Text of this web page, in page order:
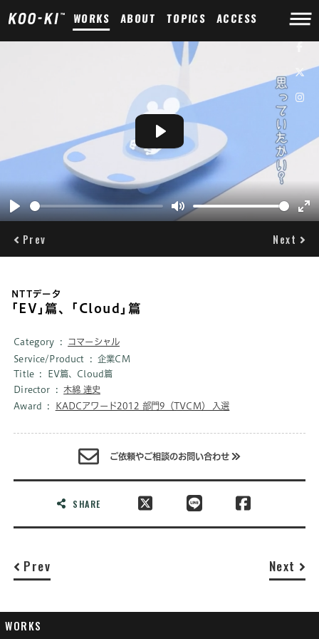
WORKS ABOUT TOPICS ACCESS
Play Mute
Play
Prev Next
NTTデータ
｢EV｣篇、｢Cloud｣篇
Category
コマーシャル
Service/Product
企業CM
Title
EV篇、Cloud篇
Director
木綿 達史
Award
KADCアワード2012 部門9（TVCM） 入選
ご依頼やご相談のお問い合わせ
SHARE
Prev Next
WORKS